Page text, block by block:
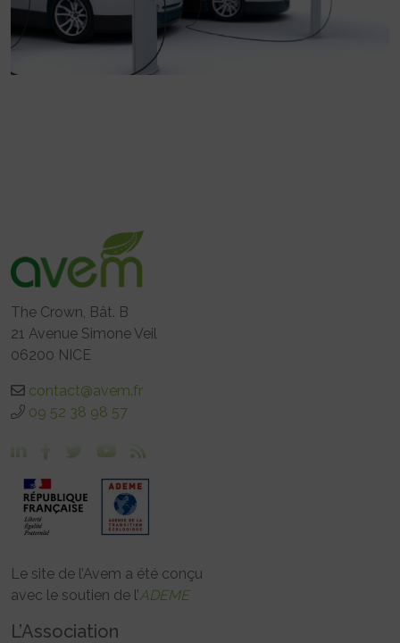
The Crown, Bât. B
21 Avenue Simone Veil
06200 NICE
contact@avem.fr
09 52 38 98 57
Le site de l’Avem a été conçu
avec le soutien de l’ADEME
L’Association